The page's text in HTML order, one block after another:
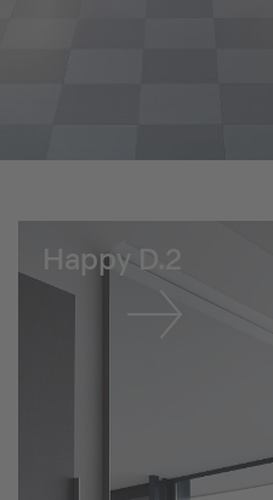
Happy D.2